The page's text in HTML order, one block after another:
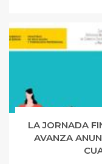
LA JORNADA
AVANZA